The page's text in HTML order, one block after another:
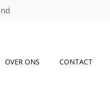
OVER ONS CONTACT